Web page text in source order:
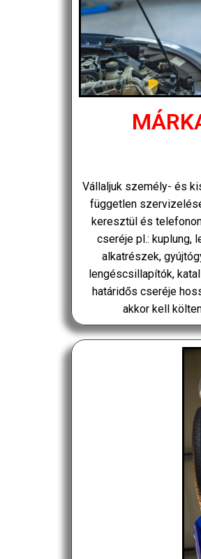
Vállaljuk személy- és
független
keresztül és
cseréje pl.: kuplung,
alkatrészek,
lengéscsillapítók,
határidős cseréje
akkor kell